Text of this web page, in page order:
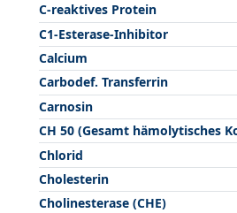
C-reaktives Protein
C1-Esterase-Inhibitor
Calcium
Carbodef. Transferrin
Carnosin
CH 50 (Gesamt hämolytisches
Chlorid
Cholesterin
Cholinesterase (CHE)